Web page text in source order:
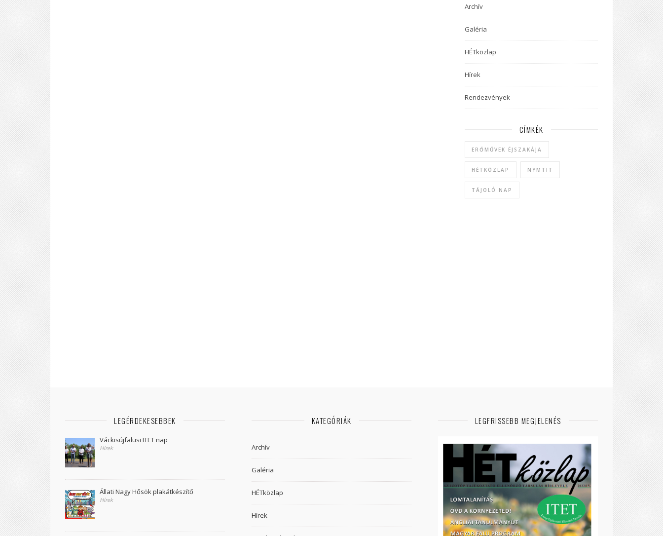
Archív
Galéria
HÉTközlap
Hírek
Rendezvények
CÍMKÉK
ERŐMŰVEK ÉJSZAKÁJA
HÉTKÖZLAP NYMTIT
TÁJOLÓ NAP
LEGÉRDEKESEBBEK
Váckisújfalusi ITET nap
Hírek
Állati Nagy Hősök plakátkészítő
Hírek
KATEGÓRIÁK
Archív
Galéria
HÉTközlap
Hírek
LEGFRISSEBB MEGJELENÉS